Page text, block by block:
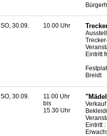
SO, 30.09. 10.00 Uhr
Eintritt
Breidt
SO, 30.09.
11.00 Uhr
bis
15.30 Uhr
Eintritt